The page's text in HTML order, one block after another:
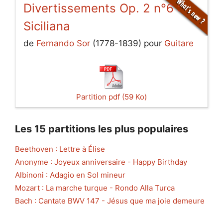
Divertissements Op. 2 n°6 :
Siciliana
de Fernando Sor (1778-1839) pour Guitare
Partition pdf (59 Ko)
Les 15 partitions les plus populaires
Beethoven : Lettre à Élise
Anonyme : Joyeux anniversaire - Happy Birthday
Albinoni : Adagio en Sol mineur
Mozart : La marche turque - Rondo Alla Turca
Bach : Cantate BWV 147 - Jésus que ma joie demeure